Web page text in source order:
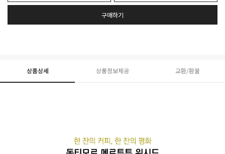
구매하기
상품상세 상품정보제공 교환/환불